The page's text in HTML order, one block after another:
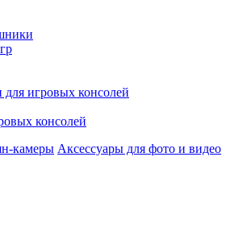
игровых консолей
консолей
камеры Аксессуары для фото и видео